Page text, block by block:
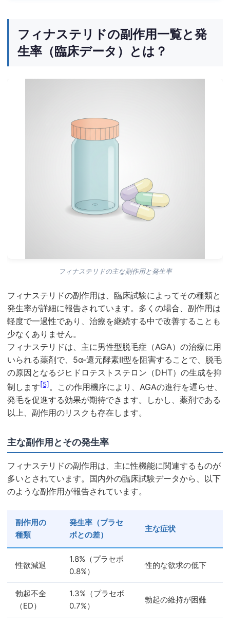
フィナステリドの副作用一覧と発
生率（臨床データ）とは？
フィナステリドの主な副作用と発生率
フィナステリドの副作用は、臨床試験によってその種類と
発生率が詳細に報告されています。多くの場合、副作用は
軽度で一過性であり、治療を継続する中で改善することも
少なくありません。
フィナステリドは、主に男性型脱毛症（AGA）の治療に用
いられる薬剤で、5α-還元酵素II型を阻害することで、脱毛
の原因となるジヒドロテストステロン（DHT）の生成を抑
制します[5] 。この作用機序により、AGAの進行を遅らせ、
発毛を促進する効果が期待できます。しかし、薬剤である
以上、副作用のリスクも存在します。
主な副作用とその発生率
フィナステリドの副作用は、主に性機能に関連するものが
多いとされています。国内外の臨床試験データから、以下
のような副作用が報告されています。
副作用の
種類
発生率（プラセ
ボとの差）
主な症状
性欲減退
1.8%（プラセボ
0.8%）
性的な欲求の低下
勃起不全
（ED）
1.3%（プラセボ
0.7%）
勃起の維持が困難